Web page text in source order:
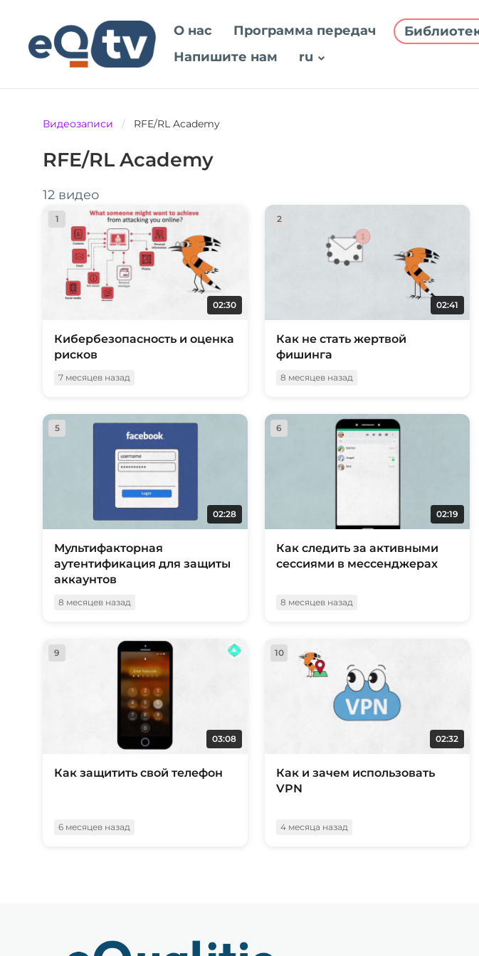
О нас Программа передач
Напишите нам
ru
Видеозаписи / RFE/RL Academy
RFE/RL Academy
12 видео
1
02:30
Кибербезопасность и оценка
рисков
7 месяцев назад
2
02:41
Как не стать жертвой
фишинга
8 месяцев назад
5
02:28
Мультифакторная
аутентификация для защиты
аккаунтов
8 месяцев назад
6
02:19
Как следить за активными
сессиями в мессенджерах
8 месяцев назад
9
03:08
Как защитить свой телефон
6 месяцев назад
10
02:32
Как и зачем использовать
VPN
4 месяца назад